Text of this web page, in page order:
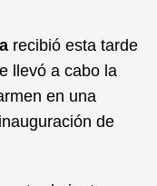
recibió esta tarde
llevó a cabo la
en una
de